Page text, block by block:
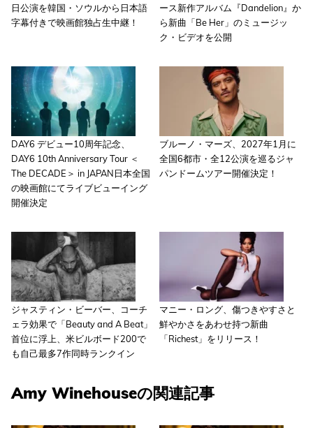
日公演を韓国・ソウルから日本語
字幕付きで映画館独占生中継！
ース新作アルバム『Dandelion』か
ら新曲「Be Her」のミュージッ
ク・ビデオを公開
DAY6 デビュー10周年記念、
DAY6 10th Anniversary Tour ＜
The DECADE＞ in JAPAN日本全国
の映画館にてライブビューイング
開催決定
ブルーノ・マーズ、2027年1月に
全国6都市・全12公演を巡るジャ
パンドームツアー開催決定！
ジャスティン・ビーバー、コーチ
ェラ効果で「Beauty and A Beat」
首位に浮上、米ビルボード200で
も自己最多7作同時ランクイン
マニー・ロング、傷つきやすさと
鮮やかさをあわせ持つ新曲
「Richest」をリリース！
Amy Winehouseの関連記事